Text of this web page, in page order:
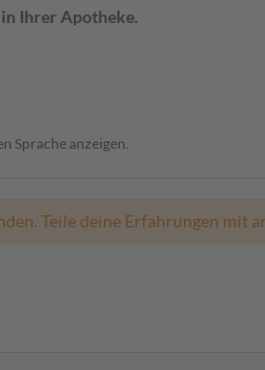
Ihrer Apotheke.
Sprache anzeigen.
Teile deine Erfahrungen mit